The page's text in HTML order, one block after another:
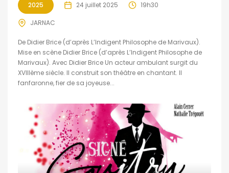
2025 24 juillet 2025 19h30
JARNAC
De Didier Brice (d’après L’Indigent Philosophe de Marivaux).
Mise en scène Didier Brice (d’après L’Indigent Philosophe de
Marivaux). Avec Didier Brice Un acteur ambulant surgit du
XVIIIème siècle. Il construit son théâtre en chantant. Il
fanfaronne, fier de sa joyeuse...